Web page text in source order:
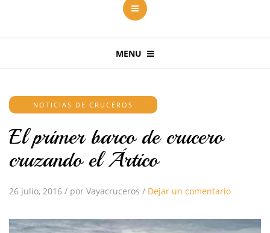
MENU
NOTICIAS DE CRUCEROS
El primer barco de crucero
cruzando el Ártico
26 julio, 2016 / por Vayacruceros / Dejar un comentario